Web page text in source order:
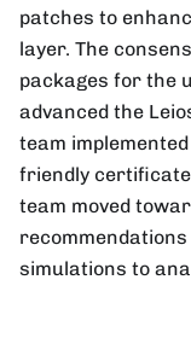
patches to
layer. The
packages for the
advanced the
team
friendly certificate
team moved
simulations to